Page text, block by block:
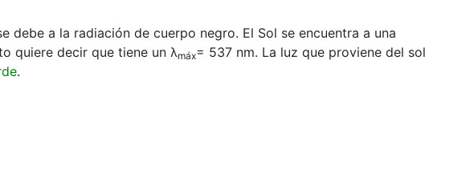
debe a la radiación de cuerpo negro. El Sol se encuentra a una
quiere decir que tiene un λmáx= 537 nm. La luz que proviene del sol
.